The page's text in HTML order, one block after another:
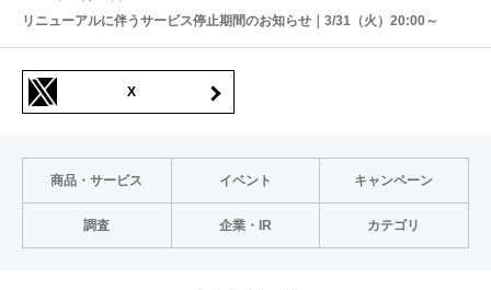
リニューアルに伴うサービス停止期間のお知らせ｜3/31（火）20:00～
X
商品・サービス イベント キャンペーン
調査 企業・IR カテゴリ